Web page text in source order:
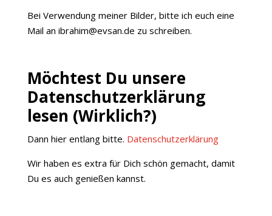
Bei Verwendung meiner Bilder, bitte ich euch eine
Mail an ibrahim@evsan.de zu schreiben.
Möchtest Du unsere
Datenschutzerklärung
lesen (Wirklich?)
Dann hier entlang bitte. Datenschutzerklärung
Wir haben es extra für Dich schön gemacht, damit
Du es auch genießen kannst.